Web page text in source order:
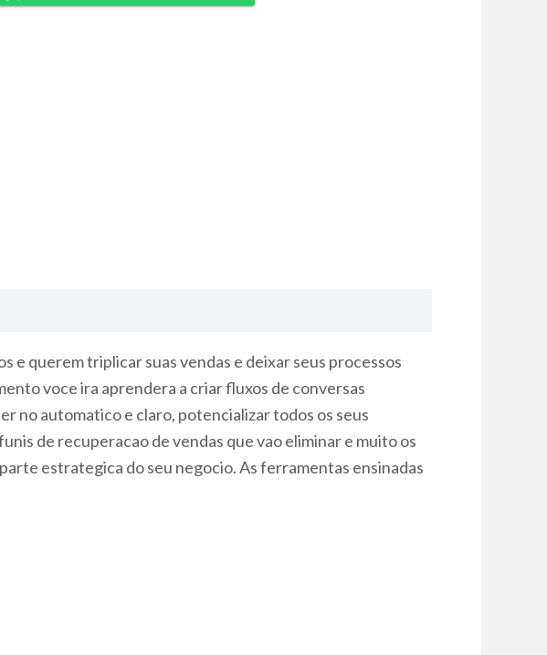
querem triplicar suas vendas e deixar seus processos
voce ira aprendera a criar fluxos de conversas
no automatico e claro, potencializar todos os seus
de recuperacao de vendas que vao eliminar e muito os
estrategica do seu negocio. As ferramentas ensinadas